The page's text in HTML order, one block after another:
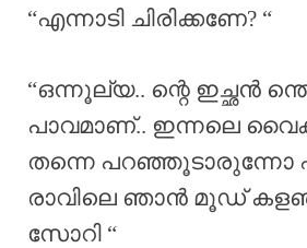
“എന്നാടി ചിരിക്കണേ? “
“ഒന്നൂല്യ.. ന്റെ ഇച്ഛൻ
പാവമാണ്.. ഇന്നലെ
തന്നെ പറഞ്ഞൂടാരുന്നോ
രാവിലെ ഞാൻ മൂഡ്
സോറി “